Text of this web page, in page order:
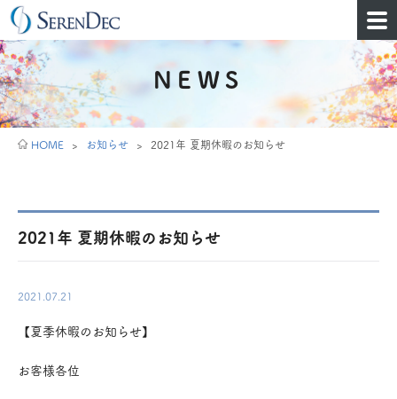
NEWS
HOME > お知らせ > 2021年 夏期休暇のお知らせ
2021年 夏期休暇のお知らせ
2021.07.21
【夏季休暇のお知らせ】
お客様各位